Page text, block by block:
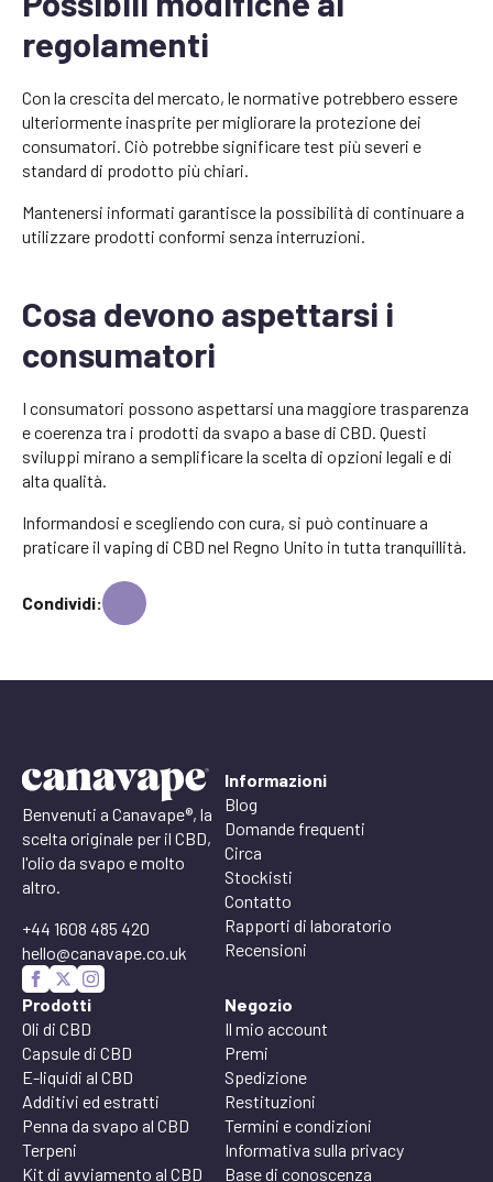
regolamenti
Con la crescita del mercato, le normative potrebbero essere
ulteriormente inasprite per migliorare la protezione dei
consumatori. Ciò potrebbe significare test più severi e
standard di prodotto più chiari.
Mantenersi informati garantisce la possibilità di continuare a
utilizzare prodotti conformi senza interruzioni.
Cosa devono aspettarsi i
consumatori
I consumatori possono aspettarsi una maggiore trasparenza
e coerenza tra i prodotti da svapo a base di CBD. Questi
sviluppi mirano a semplificare la scelta di opzioni legali e di
alta qualità.
Informandosi e scegliendo con cura, si può continuare a
praticare il vaping di CBD nel Regno Unito in tutta tranquillità.
Condividi:
Benvenuti a Canavape®, la
scelta originale per il CBD,
l'olio da svapo e molto
altro.
+44 1608 485 420
hello@canavape.co.uk
Informazioni
Blog
Domande frequenti
Circa
Stockisti
Contatto
Rapporti di laboratorio
Recensioni
Prodotti
Oli di CBD
Capsule di CBD
E-liquidi al CBD
Additivi ed estratti
Penna da svapo al CBD
Terpeni
Kit di avviamento al CBD
Negozio
Il mio account
Premi
Spedizione
Restituzioni
Termini e condizioni
Informativa sulla privacy
Base di conoscenza